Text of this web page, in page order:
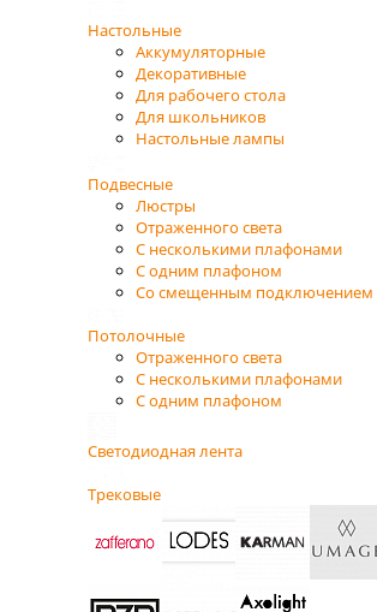
Настольные
Аккумуляторные
Декоративные
Для рабочего стола
Для школьников
Настольные лампы
Подвесные
Люстры
Отраженного света
С несколькими плафонами
С одним плафоном
Со смещенным подключением
Потолочные
Отраженного света
С несколькими плафонами
С одним плафоном
Светодиодная лента
Трековые